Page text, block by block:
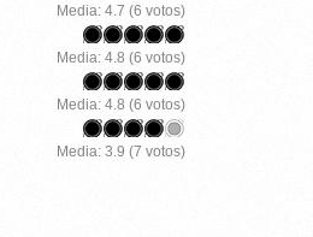
Media: 4.7 (6 votos)
Media: 4.8 (6 votos)
Media: 4.8 (6 votos)
Media: 3.9 (7 votos)